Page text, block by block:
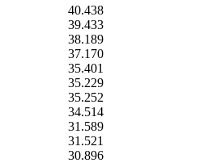
40.438
39.433
38.189
37.170
35.401
35.229
35.252
34.514
31.589
31.521
30.896